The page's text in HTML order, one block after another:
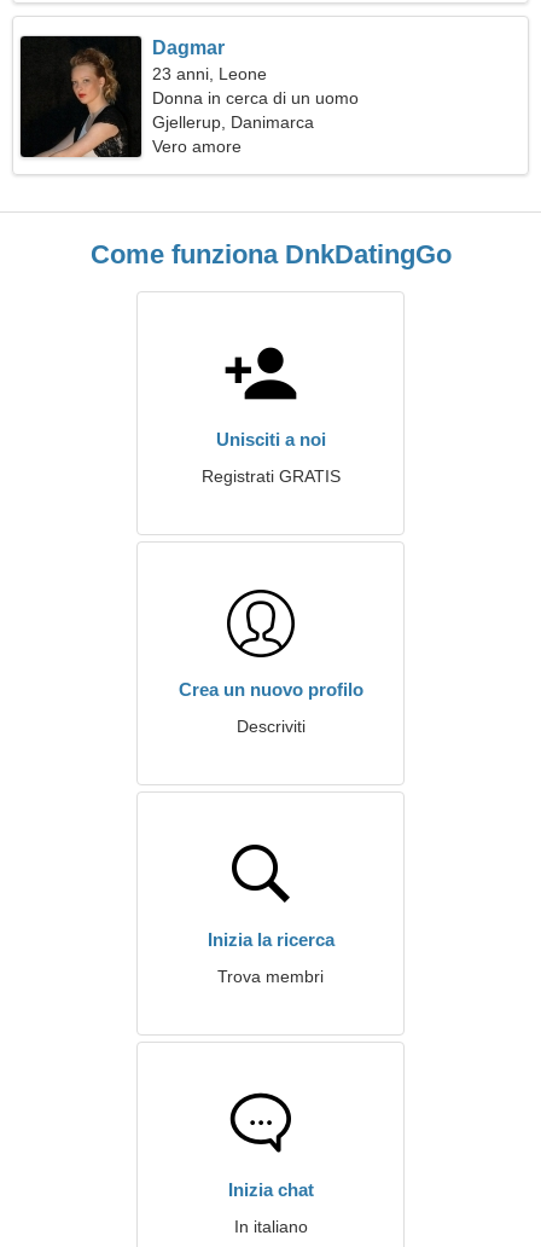
Dagmar
23 anni, Leone
Donna in cerca di un uomo
Gjellerup, Danimarca
Vero amore
Come funziona DnkDatingGo
Unisciti a noi
Registrati GRATIS
Crea un nuovo profilo
Descriviti
Inizia la ricerca
Trova membri
Inizia chat
In italiano